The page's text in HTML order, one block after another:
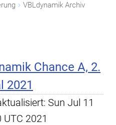
VBLdynamik Archiv
Chance A, 2.
2021
Sun Jul 11
UTC 2021